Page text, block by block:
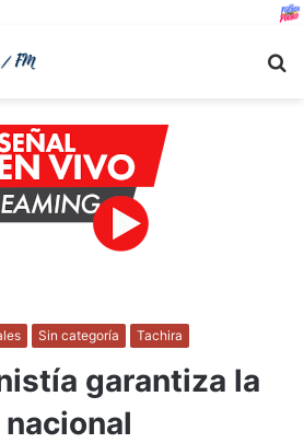
Sin categoría Tachira
garantiza la